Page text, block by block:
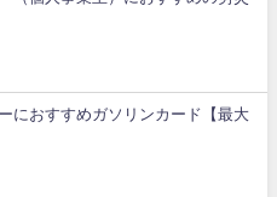
におすすめガソリンカード【最大